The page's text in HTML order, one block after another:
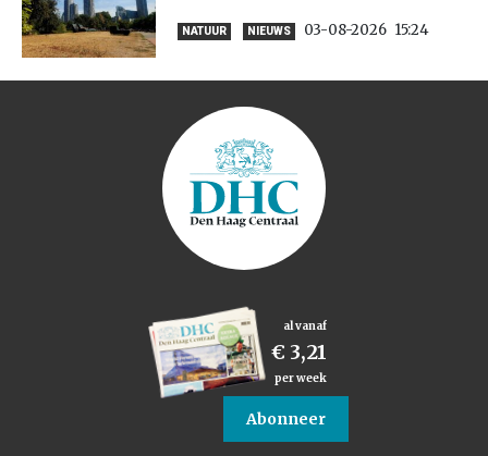
NATUUR NIEUWS 03-08-2026 15:24
al vanaf
€ 3,21
per week
Abonneer